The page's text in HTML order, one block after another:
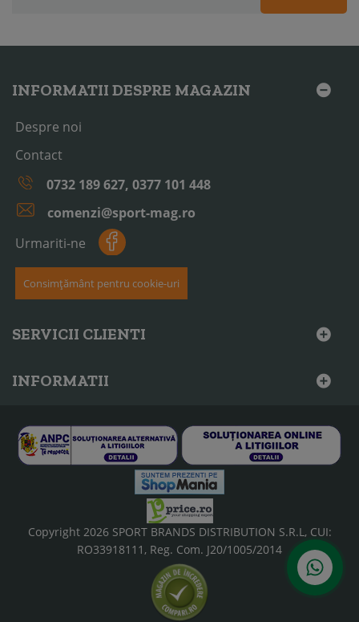
INFORMATII DESPRE MAGAZIN
Despre noi
Contact
0732 189 627, 0377 101 448
comenzi@sport-mag.ro
Urmariti-ne
Consimțământ pentru cookie-uri
SERVICII CLIENTI
INFORMATII
Scrie-ne
Copyright 2026 SPORT BRANDS DISTRIBUTION S.R.L, CUI:
RO33918111, Reg. Com. J20/1005/2014